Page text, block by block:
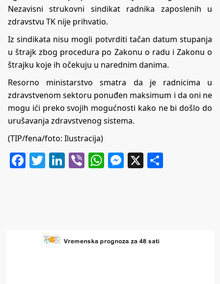
Nezavisni strukovni sindikat radnika zaposlenih u
zdravstvu TK nije prihvatio.
Iz sindikata nisu mogli potvrditi tačan datum stupanja
u štrajk zbog procedura po Zakonu o radu i Zakonu o
štrajku koje ih očekuju u narednim danima.
Resorno ministarstvo smatra da je radnicima u
zdravstvenom sektoru ponuđen maksimum i da oni ne
mogu ići preko svojih mogućnosti kako ne bi došlo do
urušavanja zdravstvenog sistema.
(TIP/fena/foto: Ilustracija)
Facebook
Twitter
LinkedIn
ViberWhatsApp
Messenger
X